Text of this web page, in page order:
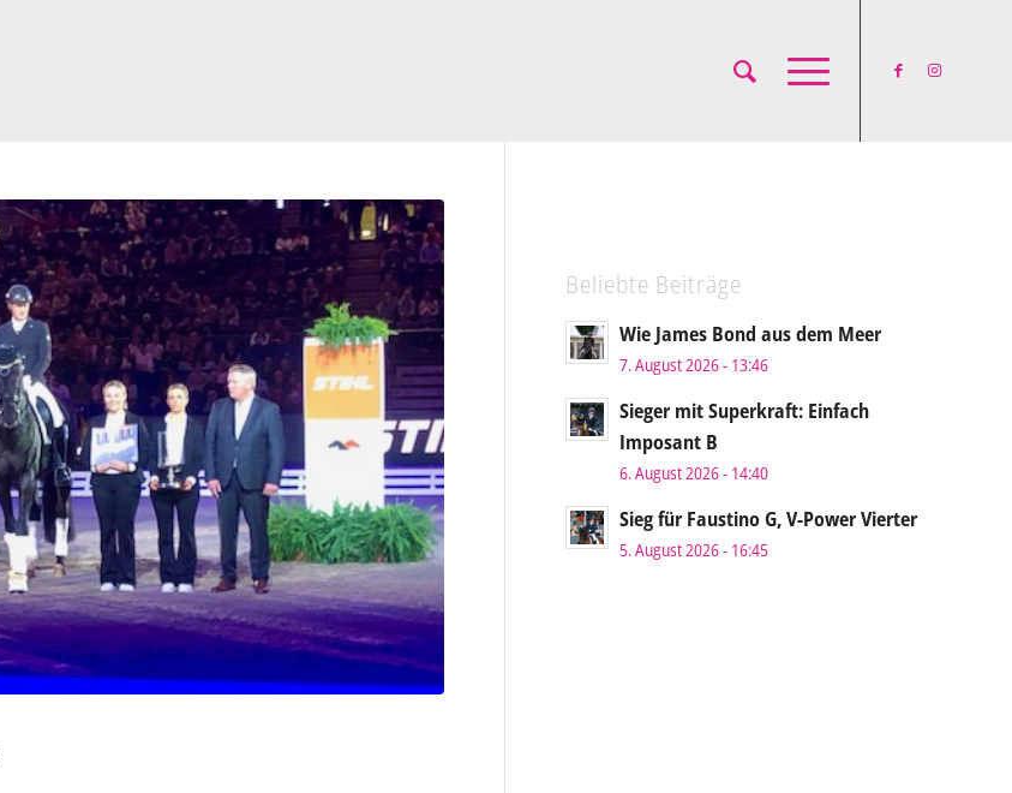
Beliebte Beiträge
Wie James Bond aus dem Meer
7. August 2026 - 13:46
Sieger mit Superkraft: Einfach
Imposant B
6. August 2026 - 14:40
Sieg für Faustino G, V-Power Vierter
5. August 2026 - 16:45